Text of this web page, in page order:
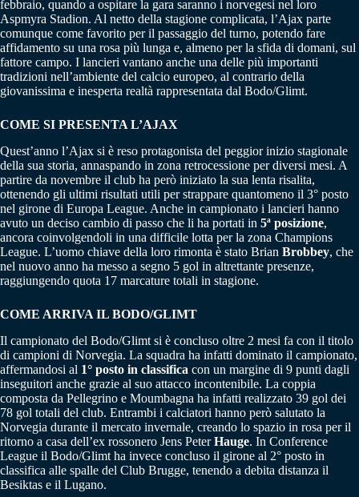
febbraio, quando a ospitare la gara saranno i norvegesi nel loro
Aspmyra Stadion. Al netto della stagione complicata, l’Ajax parte
comunque come favorito per il passaggio del turno, potendo fare
affidamento su una rosa più lunga e, almeno per la sfida di domani, sul
fattore campo. I lancieri vantano anche una delle più importanti
tradizioni nell’ambiente del calcio europeo, al contrario della
giovanissima e inesperta realtà rappresentata dal Bodo/Glimt.
COME SI PRESENTA L’AJAX
Quest’anno l’Ajax si è reso protagonista del peggior inizio stagionale
della sua storia, annaspando in zona retrocessione per diversi mesi. A
partire da novembre il club ha però iniziato la sua lenta risalita,
ottenendo gli ultimi risultati utili per strappare quantomeno il 3° posto
nel girone di Europa League. Anche in campionato i lancieri hanno
avuto un deciso cambio di passo che li ha portati in 5ª posizione,
ancora coinvolgendoli in una difficile lotta per la zona Champions
League. L’uomo chiave della loro rimonta è stato Brian Brobbey, che
nel nuovo anno ha messo a segno 5 gol in altrettante presenze,
raggiungendo quota 17 marcature totali in stagione.
COME ARRIVA IL BODO/GLIMT
Il campionato del Bodo/Glimt si è concluso oltre 2 mesi fa con il titolo
di campioni di Norvegia. La squadra ha infatti dominato il campionato,
affermandosi al 1° posto in classifica con un margine di 9 punti dagli
inseguitori anche grazie al suo attacco incontenibile. La coppia
composta da Pellegrino e Moumbagna ha infatti realizzato 39 gol dei
78 gol totali del club. Entrambi i calciatori hanno però salutato la
Norvegia durante il mercato invernale, creando lo spazio in rosa per il
ritorno a casa dell’ex rossonero Jens PeterHauge. In Conference
League il Bodo/Glimt ha invece concluso il girone al 2° posto in
classifica alle spalle del Club Brugge, tenendo a debita distanza il
Besiktas e il Lugano.